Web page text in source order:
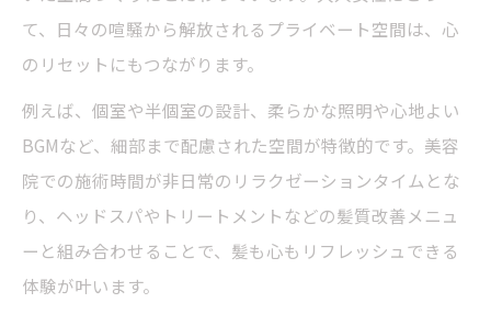
て、日々の喧騒から解放されるプライベート空間は、心
のリセットにもつながります。
例えば、個室や半個室の設計、柔らかな照明や心地よい
BGMなど、細部まで配慮された空間が特徴的です。美容
院での施術時間が非日常のリラクゼーションタイムとな
り、ヘッドスパやトリートメントなどの髪質改善メニュ
ーと組み合わせることで、髪も心もリフレッシュできる
体験が叶います。